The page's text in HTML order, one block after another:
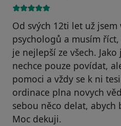
Od svých 12ti let už
psychologů a musím
je nejlepší ze všech. Jako
nechce pouze povídat,
pomoci a vždy se k ni
ordinace plna novych
sebou něco delat, abych
Moc dekuji.